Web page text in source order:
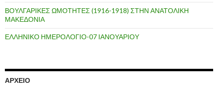
ΒΟΥΛΓΑΡΙΚΕΣ ΩΜΟΤΗΤΕΣ (1916-1918) ΣΤΗΝ ΑΝΑΤΟΛΙΚΗ
ΜΑΚΕΔΟΝΙΑ
ΕΛΛΗΝΙΚΟ ΗΜΕΡΟΛΟΓΙΟ-07 ΙΑΝΟΥΑΡΙΟΥ
ΑΡΧΕΊΟ